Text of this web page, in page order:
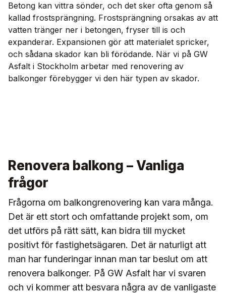
Betong kan vittra sönder, och det sker ofta genom så
kallad frostsprängning. Frostsprängning orsakas av att
vatten tränger ner i betongen, fryser till is och
expanderar. Expansionen gör att materialet spricker,
och sådana skador kan bli förödande. När vi på GW
Asfalt i Stockholm arbetar med renovering av
balkonger förebygger vi den här typen av skador.
Renovera balkong – Vanliga
frågor
Frågorna om balkongrenovering kan vara många.
Det är ett stort och omfattande projekt som, om
det utförs på rätt sätt, kan bidra till mycket
positivt för fastighetsägaren. Det är naturligt att
man har funderingar innan man tar beslut om att
renovera balkonger. På GW Asfalt har vi svaren
och vi kommer att besvara några av de vanligaste